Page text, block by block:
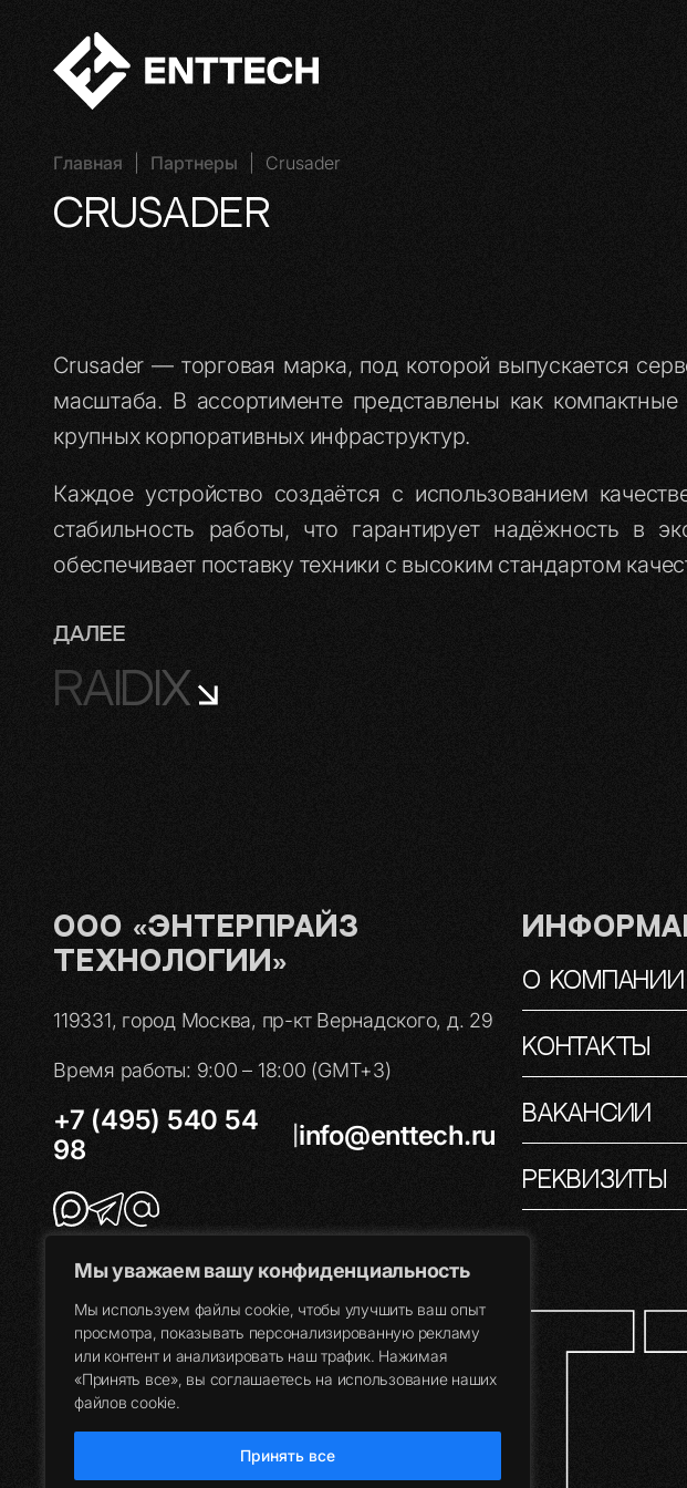
Мы уважаем вашу конфиденциальность
Мы используем файлы cookie, чтобы улучшить ваш опыт
просмотра, показывать персонализированную рекламу
или контент и анализировать наш трафик. Нажимая
«Принять все», вы соглашаетесь на использование наших
файлов cookie.
Принять все
Главная Партнеры Crusader
Crusader
Crusader — торговая марка, под которой выпускается
масштаба. В ассортименте представлены как
крупных корпоративных инфраструктур.
Каждое устройство создаётся с использованием
стабильность работы, что гарантирует надёжность в
обеспечивает поставку техники с высоким стандартом
ДАЛЕЕ
RAIDIX
ООО «Энтерпрайз
Технологии»
119331, город Москва, пр-кт Вернадского, д. 29
Время работы: 9:00 – 18:00 (GMT+3)
+7 (495) 540 54
98
info@enttech.ru
О компании
Контакты
Вакансии
Реквизиты